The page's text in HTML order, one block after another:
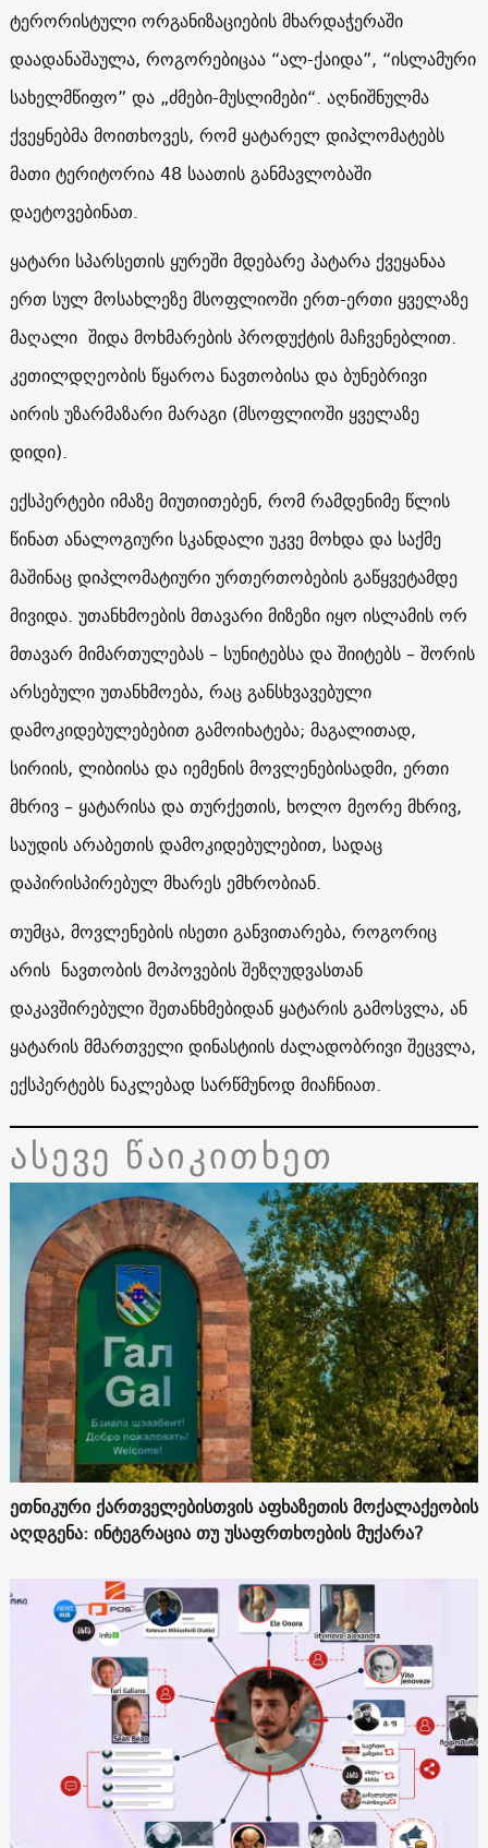
ტერორისტული ორგანიზაციების მხარდაჭერაში
დაადანაშაულა, როგორებიცაა “ალ-ქაიდა”, “ისლამური
სახელმწიფო” და „ძმები-მუსლიმები“. აღნიშნულმა
ქვეყნებმა მოითხოვეს, რომ ყატარელ დიპლომატებს
მათი ტერიტორია 48 საათის განმავლობაში
დაეტოვებინათ.
ყატარი სპარსეთის ყურეში მდებარე პატარა ქვეყანაა
ერთ სულ მოსახლეზე მსოფლიოში ერთ-ერთი ყველაზე
მაღალი შიდა მოხმარების პროდუქტის მაჩვენებლით.
კეთილდღეობის წყაროა ნავთობისა და ბუნებრივი
აირის უზარმაზარი მარაგი (მსოფლიოში ყველაზე
დიდი).
ექსპერტები იმაზე მიუთითებენ, რომ რამდენიმე წლის
წინათ ანალოგიური სკანდალი უკვე მოხდა და საქმე
მაშინაც დიპლომატიური ურთერთობების გაწყვეტამდე
მივიდა. უთანხმოების მთავარი მიზეზი იყო ისლამის ორ
მთავარ მიმართულებას – სუნიტებსა და შიიტებს – შორის
არსებული უთანხმოება, რაც განსხვავებული
დამოკიდებულებებით გამოიხატება; მაგალითად,
სირიის, ლიბიისა და იემენის მოვლენებისადმი, ერთი
მხრივ – ყატარისა და თურქეთის, ხოლო მეორე მხრივ,
საუდის არაბეთის დამოკიდებულებით, სადაც
დაპირისპირებულ მხარეს ემხრობიან.
თუმცა, მოვლენების ისეთი განვითარება, როგორიც
არის ნავთობის მოპოვების შეზღუდვასთან
დაკავშირებული შეთანხმებიდან ყატარის გამოსვლა, ან
ყატარის მმართველი დინასტიის ძალადობრივი შეცვლა,
ექსპერტებს ნაკლებად სარწმუნოდ მიაჩნიათ.
ასევე წაიკითხეთ
ეთნიკური ქართველებისთვის აფხაზეთის მოქალაქეობის
აღდგენა: ინტეგრაცია თუ უსაფრთხოების მუქარა?